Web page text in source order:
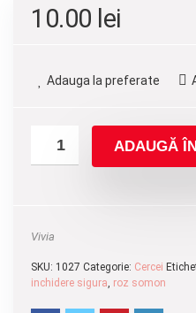
10.00 lei
Adauga la preferate
ADAUGĂ
Vivia
SKU: 1027 Categorie: Cercei
inchidere sigura, roz somon